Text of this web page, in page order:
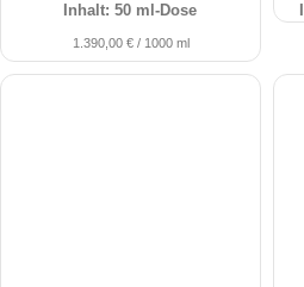
Inhalt: 50 ml-Dose
1.390,00 €/ 1000 ml